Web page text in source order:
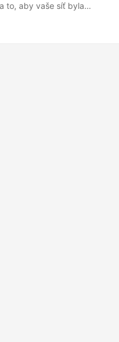
to, aby vaše síť byla
není jen o připojení